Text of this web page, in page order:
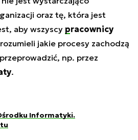
oraz tę, która jest
aby wszyscy pracownicy
jakie procesy zachodzą
np. przez
.
Informatyki.